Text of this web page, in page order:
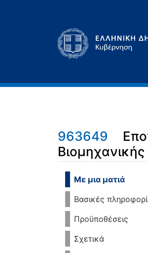
963649
Μετάβαση σε: πλοήγηση
Με μια ματιά
Βασικές
Προϋποθέσεις
Σχετικά